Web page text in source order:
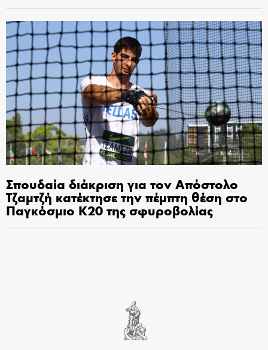
Σπουδαία διάκριση για τον Απόστολο
Τζαμτζή κατέκτησε την πέμπτη θέση στο
Παγκόσμιο Κ20 της σφυροβολίας